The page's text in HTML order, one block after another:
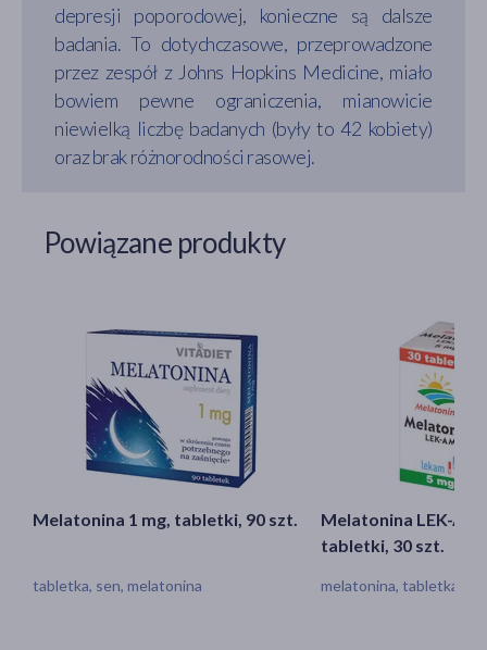
depresji poporodowej, konieczne są dalsze
badania. To dotychczasowe, przeprowadzone
przez zespół z Johns Hopkins Medicine, miało
bowiem pewne ograniczenia, mianowicie
niewielką liczbę badanych (były to 42 kobiety)
oraz brak różnorodności rasowej.
Powiązane produkty
Melatonina 1 mg, tabletki, 90 szt.
tabletka, sen, melatonina
Melatonina LEK-
tabletki, 30 szt.
melatonina, tabletka,